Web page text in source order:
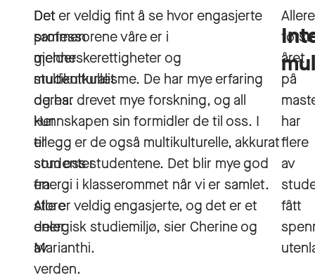
Det
sammen
gjelder
studentkullet
deres.
Her
er
studenter
fra
store
deler
av
verden.
Det er veldig fint å se hvor engasjerte
professorene våre er i
menneskerettigheter og
multikulturalisme. De har mye erfaring
og har drevet mye forskning, og all
kunnskapen sin formidler de til oss. I
tillegg er de også multikulturelle, akkurat
som oss studentene. Det blir mye god
energi i klasserommet når vi er samlet.
Alle er veldig engasjerte, og det er et
energisk studiemiljø, sier Cherine og
Marianthi.
året
på
har
flere
av
fått